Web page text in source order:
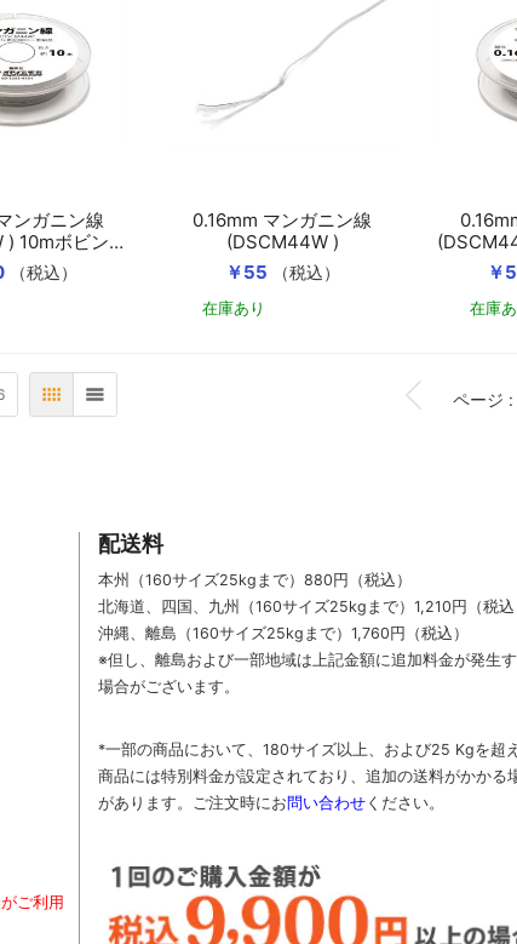
（税込）
ンガニン線
10mボビン巻
き
￥55 （税込）
0.16mm マンガニン線
(DSCM44W )
在庫あり
￥
在庫
表 リスト ページ :
ご利用
配送料
本州（160サイズ25kgまで）880円（税込）
北海道、四国、九州
（160サイズ25kgまで） 1,210円（税込
沖縄、離島 （160サイズ25kgまで） 1,760円（税込）
※但し、離島および一部地域は上記金額に追加料金が発生
場合がございます。
*一部の商品において、180サイズ以上、および25 Kgを超
商品には特別料金が設定されており、追加の送料がかかる
があります。 ご注文時にお問い合わせ ください。